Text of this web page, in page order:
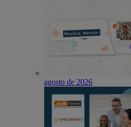
agosto de 2026